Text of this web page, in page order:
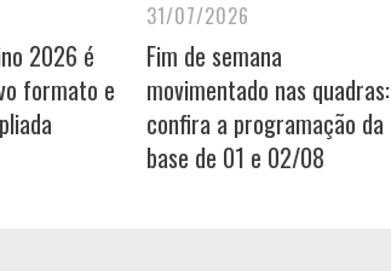
2026 é
formato e
31/07/2026
Fim de semana
movimentado nas quadras:
confira a programação da
base de 01 e 02/08